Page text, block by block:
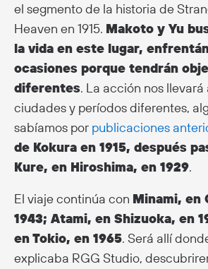
el segmento de la historia de
Heaven en 1915. Makoto y Yu
la vida en este lugar,
ocasiones porque tendrán
diferentes. La acción nos
ciudades y períodos diferentes,
sabíamos por publicaciones
de Kokura en 1915, después
Kure, en Hiroshima, en 1929.
El viaje continúa con Minami, en
1943; Atami, en Shizuoka, en
en Tokio, en 1965. Será allí
explicaba RGG Studio,